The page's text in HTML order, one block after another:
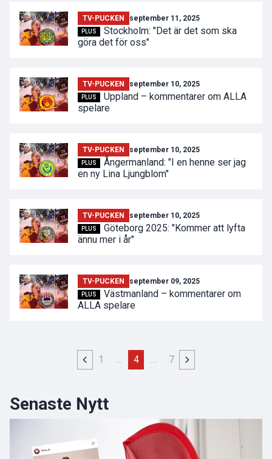
TV-PUCKEN september 11, 2025
PLUS
Stockholm: "Det är det som ska
göra det för oss"
TV-PUCKEN september 10, 2025
PLUS
Uppland – kommentarer om ALLA
spelare
TV-PUCKEN september 10, 2025
PLUS
Ångermanland: "I en henne ser jag
en ny Lina Ljungblom"
TV-PUCKEN september 10, 2025
PLUS
Göteborg 2025: "Kommer att lyfta
ännu mer i år"
TV-PUCKEN september 09, 2025
PLUS
Västmanland – kommentarer om
ALLA spelare
1 … 4 … 7
Senaste Nytt